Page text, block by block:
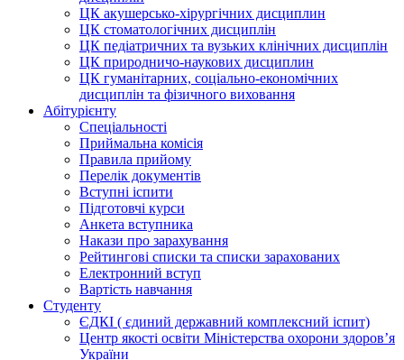
ЦК акушерсько-хірургічних дисциплин
ЦК стоматологічних дисциплін
ЦК педіатричних та вузьких клінічних дисциплін
ЦК природничо-наукових дисциплин
ЦК гуманітарних, соціально-економічних
дисциплін та фізичного виховання
Абітурієнту
Спеціальності
Приймальна комісія
Правила прийому
Перелік документів
Вступні іспити
Підготовчі курси
Анкета вступника
Накази про зарахування
Рейтингові списки та списки зарахованих
Електронний вступ
Вартість навчання
Студенту
ЄДКІ ( єдиний державний комплексний іспит)
Центр якості освіти Міністерства охорони здоровʼя
України